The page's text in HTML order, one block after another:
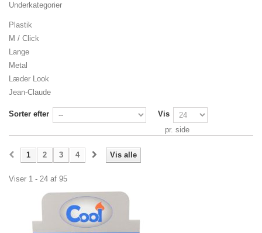
Underkategorier
Plastik
M / Click
Lange
Metal
Læder Look
Jean-Claude
Sorter efter
Vis
pr. side
Vis alle
1 2 3 4
Viser 1 - 24 af 95